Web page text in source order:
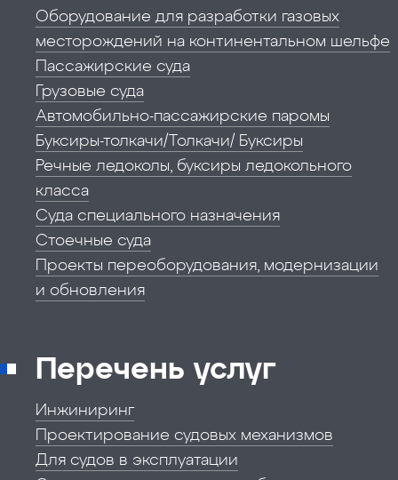
Оборудование для разработки газовых
месторождений на континентальном шельфе
Пассажирские суда
Грузовые суда
Автомобильно-пассажирские паромы
Буксиры-толкачи/Толкачи/ Буксиры
Речные ледоколы, буксиры ледокольного
класса
Суда специального назначения
Стоечные суда
Проекты переоборудования, модернизации
и обновления
Перечень услуг
Инжиниринг
Проектирование судовых механизмов
Для судов в эксплуатации